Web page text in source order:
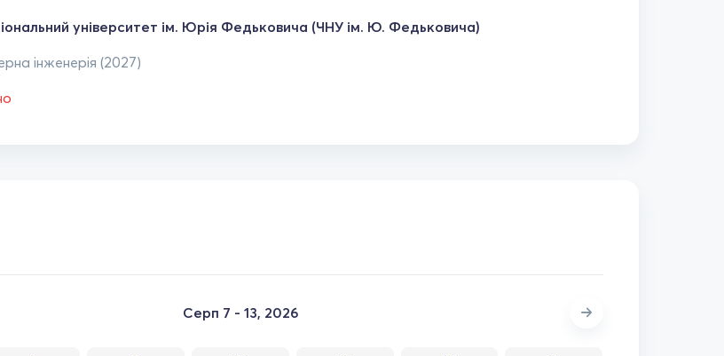
університет ім. Юрія Федьковича (ЧНУ ім. Ю. Федьковича)
інженерія (2027)
Серп 7 - 13, 2026